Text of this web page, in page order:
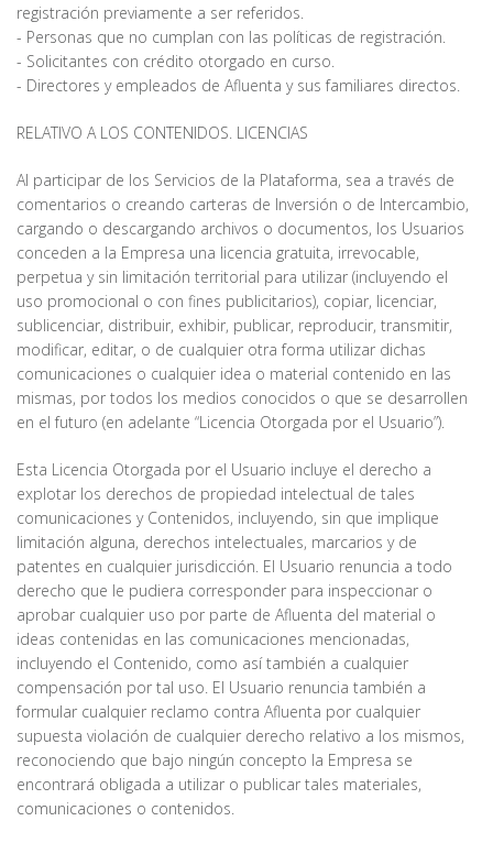
registración previamente a ser referidos.
- Personas que no cumplan con las políticas de registración.
- Solicitantes con crédito otorgado en curso.
- Directores y empleados de Afluenta y sus familiares directos.
RELATIVO A LOS CONTENIDOS. LICENCIAS
Al participar de los Servicios de la Plataforma, sea a través de
comentarios o creando carteras de Inversión o de Intercambio,
cargando o descargando archivos o documentos, los Usuarios
conceden a la Empresa una licencia gratuita, irrevocable,
perpetua y sin limitación territorial para utilizar (incluyendo el
uso promocional o con fines publicitarios), copiar, licenciar,
sublicenciar, distribuir, exhibir, publicar, reproducir, transmitir,
modificar, editar, o de cualquier otra forma utilizar dichas
comunicaciones o cualquier idea o material contenido en las
mismas, por todos los medios conocidos o que se desarrollen
en el futuro (en adelante “Licencia Otorgada por el Usuario”).
Esta Licencia Otorgada por el Usuario incluye el derecho a
explotar los derechos de propiedad intelectual de tales
comunicaciones y Contenidos, incluyendo, sin que implique
limitación alguna, derechos intelectuales, marcarios y de
patentes en cualquier jurisdicción. El Usuario renuncia a todo
derecho que le pudiera corresponder para inspeccionar o
aprobar cualquier uso por parte de Afluenta del material o
ideas contenidas en las comunicaciones mencionadas,
incluyendo el Contenido, como así también a cualquier
compensación por tal uso. El Usuario renuncia también a
formular cualquier reclamo contra Afluenta por cualquier
supuesta violación de cualquier derecho relativo a los mismos,
reconociendo que bajo ningún concepto la Empresa se
encontrará obligada a utilizar o publicar tales materiales,
comunicaciones o contenidos.